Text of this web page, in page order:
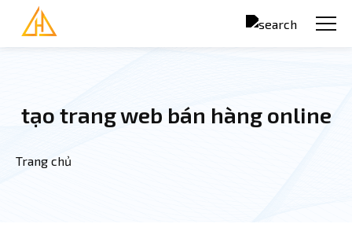
Nhảy đến nội dung
tạo trang web bán hàng online
Bạn đang ở đây
Trang chủ